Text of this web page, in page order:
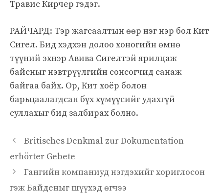
Травис Кирчер гэдэг.
РАЙЧАРД: Тэр жагсаалтын өөр нэг нэр бол Кит
Сигел. Бид хэдхэн долоо хоногийн өмнө
түүний эхнэр Авива Сигелтэй ярилцаж
байсныг нэвтрүүлгийн сонсогчид санаж
байгаа байх. Ор, Кит хоёр болон
барьцаалагдсан бүх хүмүүсийг удахгүй
суллахыг бид залбирах болно.
Britisches Denkmal zur Dokumentation
erhörter Gebete
Гангийн компаниуд нэгдэхийг хориглосон
гэж Байденыг шүүхэд өгчээ